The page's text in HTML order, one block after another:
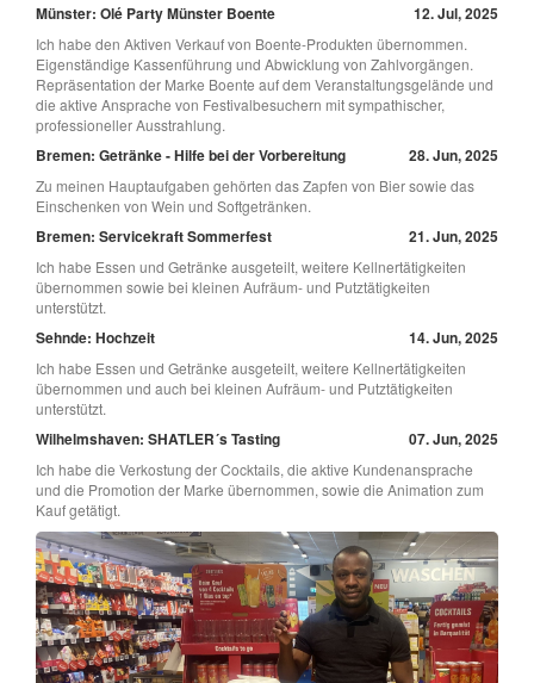
Münster: Olé Party Münster Boente 12. Jul, 2025
Ich habe den Aktiven Verkauf von Boente-Produkten übernommen.
Eigenständige Kassenführung und Abwicklung von Zahlvorgängen.
Repräsentation der Marke Boente auf dem Veranstaltungsgelände und
die aktive Ansprache von Festivalbesuchern mit sympathischer,
professioneller Ausstrahlung.
Bremen: Getränke - Hilfe bei der Vorbereitung 28. Jun, 2025
Zu meinen Hauptaufgaben gehörten das Zapfen von Bier sowie das
Einschenken von Wein und Softgetränken.
Bremen: Servicekraft Sommerfest 21. Jun, 2025
Ich habe Essen und Getränke ausgeteilt, weitere Kellnertätigkeiten
übernommen sowie bei kleinen Aufräum- und Putztätigkeiten
unterstützt.
Sehnde: Hochzeit 14. Jun, 2025
Ich habe Essen und Getränke ausgeteilt, weitere Kellnertätigkeiten
übernommen und auch bei kleinen Aufräum- und Putztätigkeiten
unterstützt.
Wilhelmshaven: SHATLER´s Tasting 07. Jun, 2025
Ich habe die Verkostung der Cocktails, die aktive Kundenansprache
und die Promotion der Marke übernommen, sowie die Animation zum
Kauf getätigt.